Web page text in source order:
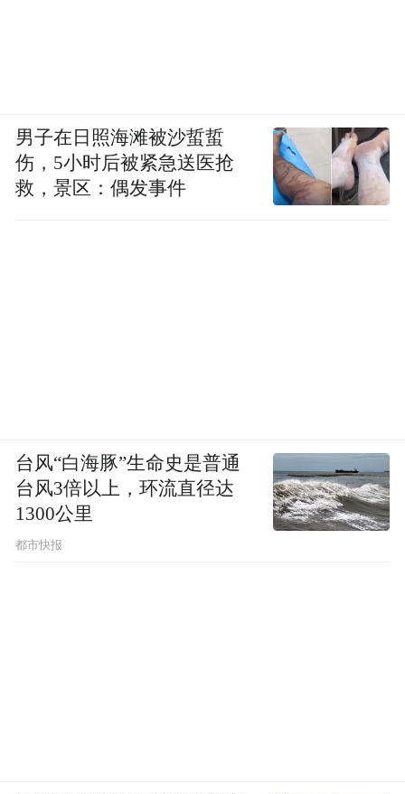
男子在日照海滩被沙蜇蜇
伤，5小时后被紧急送医抢
救，景区：偶发事件
台风“白海豚”生命史是普通
台风3倍以上，环流直径达
1300公里
都市快报